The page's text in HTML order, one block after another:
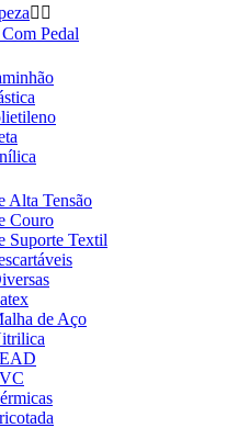
 
Pedal
Alta Tensão
Couro
Suporte Textil
de Aço